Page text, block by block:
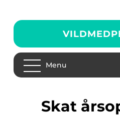
Menu
skat